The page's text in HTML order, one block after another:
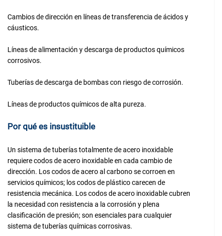
Cambios de dirección en líneas de transferencia de ácidos y
cáusticos.
Líneas de alimentación y descarga de productos químicos
corrosivos.
Tuberías de descarga de bombas con riesgo de corrosión.
Líneas de productos químicos de alta pureza.
Por qué es insustituible
Un sistema de tuberías totalmente de acero inoxidable
requiere codos de acero inoxidable en cada cambio de
dirección. Los codos de acero al carbono se corroen en
servicios químicos; los codos de plástico carecen de
resistencia mecánica. Los codos de acero inoxidable cubren
la necesidad con resistencia a la corrosión y plena
clasificación de presión; son esenciales para cualquier
sistema de tuberías químicas corrosivas.